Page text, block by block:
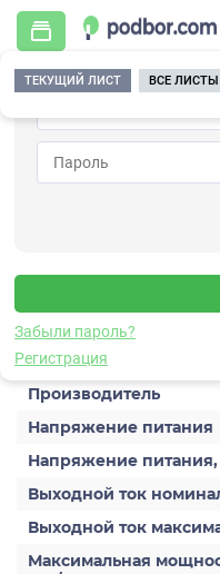
Забыли пароль?
Регистрация
ТЕКУЩИЙ ЛИСТ ВСЕ ЛИСТЫ
Главная / Системы питания и
Источник
Характеристики
Производитель
Напряжение питания
Напряжение
Выходной ток
Выходной ток
Максимальная